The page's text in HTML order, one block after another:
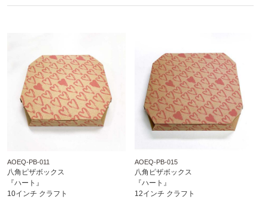
AOEQ-PB-011
八角ピザボックス
『ハート』
10インチ クラフト
AOEQ-PB-015
八角ピザボックス
『ハート』
12インチ クラフト